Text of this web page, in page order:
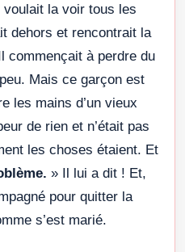
voulait la voir tous les
dehors et rencontrait la
commençait à perdre du
Mais ce garçon est
les mains d’un vieux
de rien et n’était pas
les choses étaient. Et
» Il lui a dit ! Et,
pour quitter la
s’est marié.